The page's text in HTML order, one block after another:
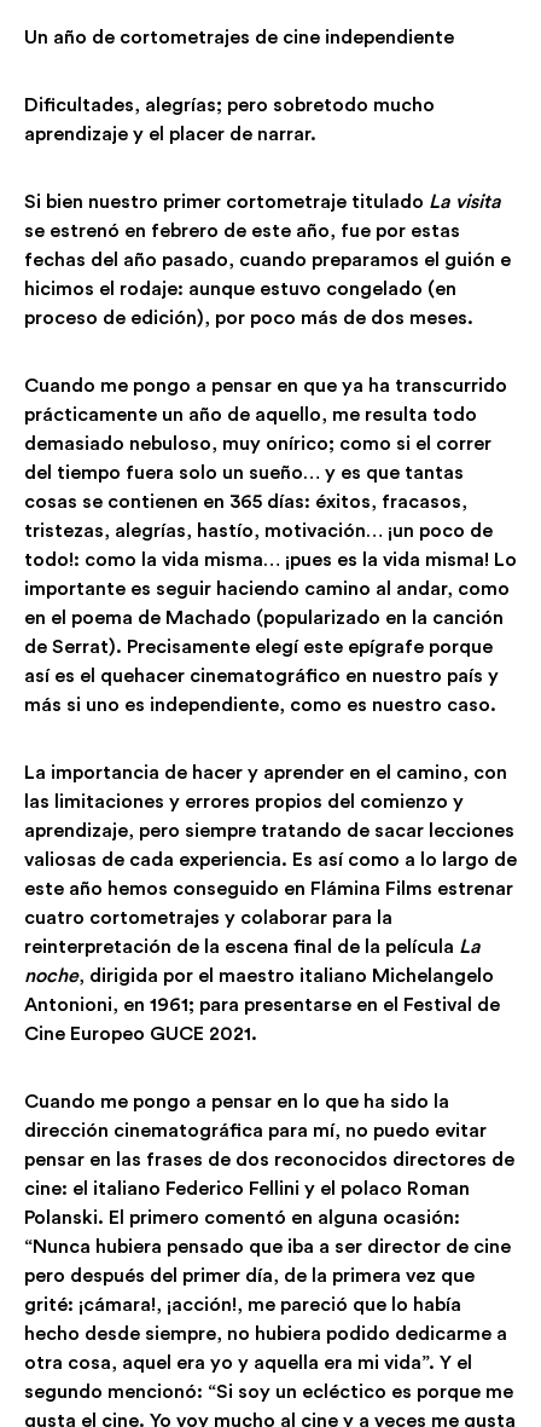
Un año de cortometrajes de cine independiente
Dificultades, alegrías; pero sobretodo mucho
aprendizaje y el placer de narrar.
Si bien nuestro primer cortometraje titulado La visita
se estrenó en febrero de este año, fue por estas
fechas del año pasado, cuando preparamos el guión e
hicimos el rodaje: aunque estuvo congelado (en
proceso de edición), por poco más de dos meses.
Cuando me pongo a pensar en que ya ha transcurrido
prácticamente un año de aquello, me resulta todo
demasiado nebuloso, muy onírico; como si el correr
del tiempo fuera solo un sueño… y es que tantas
cosas se contienen en 365 días: éxitos, fracasos,
tristezas, alegrías, hastío, motivación… ¡un poco de
todo!: como la vida misma… ¡pues es la vida misma! Lo
importante es seguir haciendo camino al andar, como
en el poema de Machado (popularizado en la canción
de Serrat). Precisamente elegí este epígrafe porque
así es el quehacer cinematográfico en nuestro país y
más si uno es independiente, como es nuestro caso.
La importancia de hacer y aprender en el camino, con
las limitaciones y errores propios del comienzo y
aprendizaje, pero siempre tratando de sacar lecciones
valiosas de cada experiencia. Es así como a lo largo de
este año hemos conseguido en Flámina Films estrenar
cuatro cortometrajes y colaborar para la
reinterpretación de la escena final de la película La
noche, dirigida por el maestro italiano Michelangelo
Antonioni, en 1961; para presentarse en el Festival de
Cine Europeo GUCE 2021.
Cuando me pongo a pensar en lo que ha sido la
dirección cinematográfica para mí, no puedo evitar
pensar en las frases de dos reconocidos directores de
cine: el italiano Federico Fellini y el polaco Roman
Polanski. El primero comentó en alguna ocasión:
“Nunca hubiera pensado que iba a ser director de cine
pero después del primer día, de la primera vez que
grité: ¡cámara!, ¡acción!, me pareció que lo había
hecho desde siempre, no hubiera podido dedicarme a
otra cosa, aquel era yo y aquella era mi vida”. Y el
segundo mencionó: “Si soy un ecléctico es porque me
gusta el cine. Yo voy mucho al cine y a veces me gusta